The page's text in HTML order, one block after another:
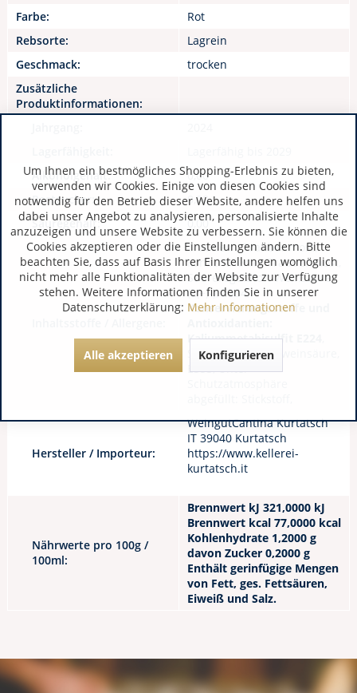
Farbe:
Rot
Rebsorte:
Lagrein
Geschmack:
trocken
Zusätzliche
Produktinformationen:
Alkoholgehalt:
0,00
Restzucker:
0,00
Säuregehalt:
0,00
Trauben / Traubenmost,
konzentrierter Traubenmost,
Säureregulator: Weinsäure
(L(+)-), E334,
Konservierungsstoffe und
Kaliummetabisulfit E224
Stabilisator: Metaweinsäure,
E353, Unter
Hersteller / Importeur:
WeingutCantina Kurtatsch
IT 39040 Kurtatsch
https://www.kellerei-
kurtatsch.it
Nährwerte pro 100g /
100ml:
Brennwert kJ 321,0000 kJ
Brennwert kcal 77,0000 kcal
Kohlenhydrate 1,2000 g
davon Zucker 0,2000 g
Enthält gerinfügige Mengen
von Fett, ges. Fettsäuren,
Eiweiß und Salz.
Um Ihnen ein bestmögliches Shopping-Erlebnis zu bieten,
verwenden wir Cookies. Einige von diesen Cookies sind
notwendig für den Betrieb dieser Website, andere helfen uns
dabei unser Angebot zu analysieren, personalisierte Inhalte
anzuzeigen und unsere Website zu verbessern. Sie können die
Cookies akzeptieren oder die Einstellungen ändern. Bitte
beachten Sie, dass auf Basis Ihrer Einstellungen womöglich
nicht mehr alle Funktionalitäten der Website zur Verfügung
stehen. Weitere Informationen finden Sie in unserer
Datenschutzerklärung: Mehr Informationen
Alle akzeptieren Konfigurieren